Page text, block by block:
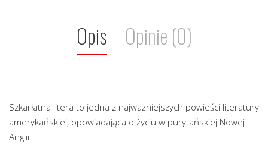
Opis Opinie (0)
Szkarłatna litera to jedna z najważniejszych powieści literatury
amerykańskiej, opowiadająca o życiu w purytańskiej Nowej
Anglii.